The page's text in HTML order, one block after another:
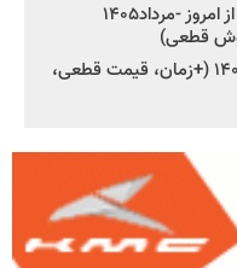
شروع ثبت‌نام چانگان CS۵۵ پلاس از امروز -مرداد۱۴۰۵
قطعی)
شروع فروش کیا اسپورتیج -مرداد۱۴۰۵ (+زمان، قیمت قطعی،